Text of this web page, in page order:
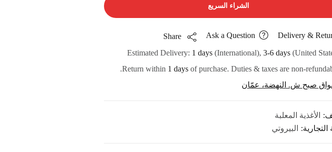
الشراء السريع
Delivery &
Ask a Question
Share
Estimated Delivery: 1 days (International), 3-6 days (United
Return within 1 days of purchase. Duties & taxes are non-
صبح ش. النهضة، عمّان
الأغذية المعلبة
التجارية:
البيروتي